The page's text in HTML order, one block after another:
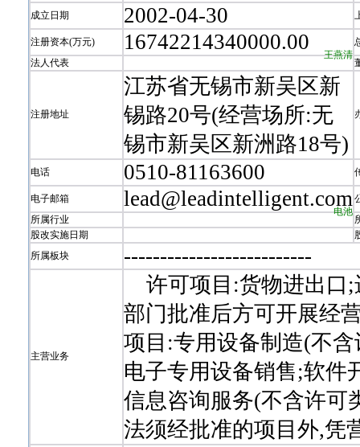
成立日期 2002-04-30
注册资本(万元) 16742214340000.00
法人代表
王燕清
注册地址
江苏省无锡市新吴区新
锡路20号(经营场所:无
锡市新吴区新洲路18号)
电话 0510-81163600
电子邮箱 lead@leadintelligent.com
所属行业
电池
股改实施日期
所属板块
--------------------------
主营业务
许可项目:货物进出口;
部门批准后方可开展经
项目:专用设备制造(不
电子专用设备销售;软件
信息咨询服务(不含许可
法须经批准的项目外,凭